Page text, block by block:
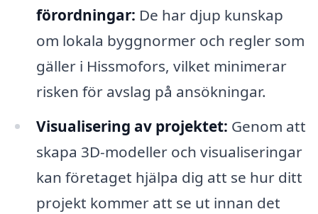
förordningar: De har djup kunskap
om lokala byggnormer och regler som
gäller i Hissmofors, vilket minimerar
risken för avslag på ansökningar.
Visualisering av projektet: Genom att
skapa 3D-modeller och visualiseringar
kan företaget hjälpa dig att se hur ditt
projekt kommer att se ut innan det